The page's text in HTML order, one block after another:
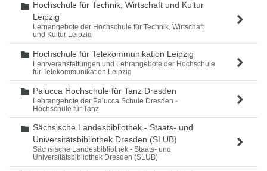
Ordner
Hochschule für Technik, Wirtschaft und Kultur
Leipzig
Lernangebote der Hochschule für Technik, Wirtschaft
und Kultur Leipzig
Ordner
Hochschule für Telekommunikation Leipzig
Lehrveranstaltungen und Lehrangebote der Hochschule
für Telekommunikation Leipzig
Ordner
Palucca Hochschule für Tanz Dresden
Lehrangebote der Palucca Schule Dresden -
Hochschule für Tanz
Ordner
Sächsische Landesbibliothek - Staats- und
Universitätsbibliothek Dresden (SLUB)
Sächsische Landesbibliothek - Staats- und
Universitätsbibliothek Dresden (SLUB)